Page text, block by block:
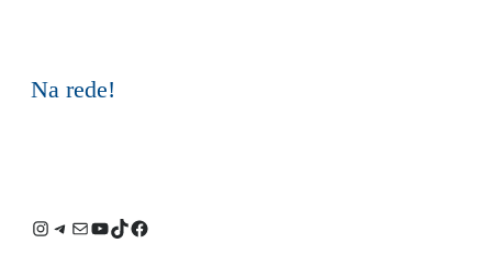
Na rede!
Instagram
Telegram
E-Youtube
TikTok
Facebook